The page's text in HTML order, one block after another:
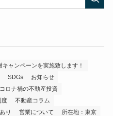
ャンペーンを実施致します！
SDGs
お知らせ
コロナ禍の不動産投資
度
不動産コラム
り 営業について
所在地：東京